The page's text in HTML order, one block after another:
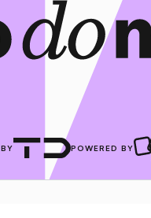
POWERED BY